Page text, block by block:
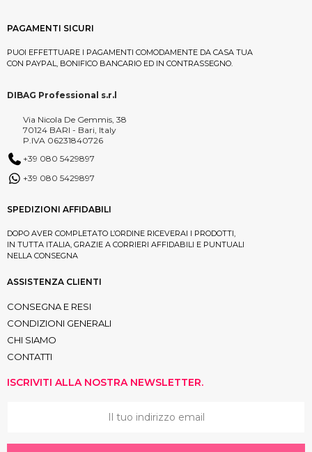
PAGAMENTI SICURI
PUOI EFFETTUARE I PAGAMENTI COMODAMENTE DA CASA TUA
CON PAYPAL, BONIFICO BANCARIO ED IN CONTRASSEGNO.
DIBAG Professional s.r.l
Via Nicola De Gemmis, 38
70124 BARI - Bari, Italy
P.IVA 06231840726
+39 080 5429897
+39 080 5429897
SPEDIZIONI AFFIDABILI
DOPO AVER COMPLETATO L’ORDINE RICEVERAI I PRODOTTI,
IN TUTTA ITALIA, GRAZIE A CORRIERI AFFIDABILI E PUNTUALI
NELLA CONSEGNA
ASSISTENZA CLIENTI
CONSEGNA E RESI
CONDIZIONI GENERALI
CHI SIAMO
CONTATTI
ISCRIVITI ALLA NOSTRA NEWSLETTER.